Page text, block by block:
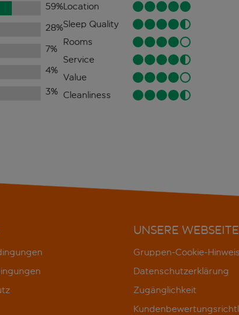
59%
28%
7%
4%
3%
Location
Sleep Quality
Rooms
Service
Value
Cleanliness
UNSERE WEBSEITE
Gruppen-Cookie-
Datenschutzerklärung
Zugänglichkeit